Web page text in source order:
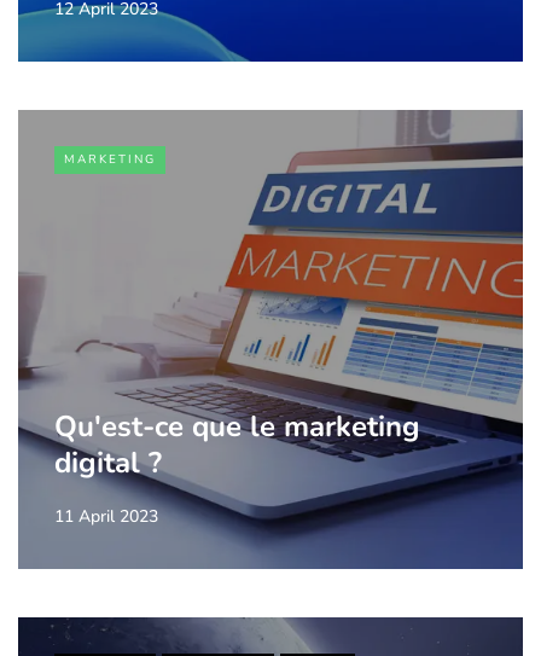
12 April 2023
MARKETING
Qu'est-ce que le marketing
digital ?
11 April 2023